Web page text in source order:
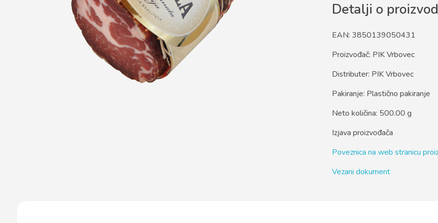
Detalji o
EAN: 3850139050431
Proizvođač: PIK Vrbovec
Distributer: PIK Vrbovec
Pakiranje: Plastično pakiranje
Neto količina: 500.00 g
Izjava proizvođača
Poveznica na web stranicu
Vezani dokument